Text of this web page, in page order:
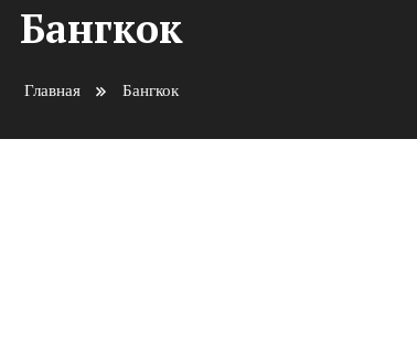
Бангкок
Главная Бангкок